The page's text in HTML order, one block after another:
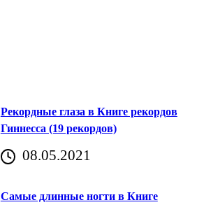
Рекордные глаза в Книге рекордов
Гиннесса (19 рекордов)
08.05.2021
Самые длинные ногти в Книге